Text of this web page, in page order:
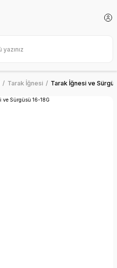
Tarak İğnesi Tarak İğnesi ve